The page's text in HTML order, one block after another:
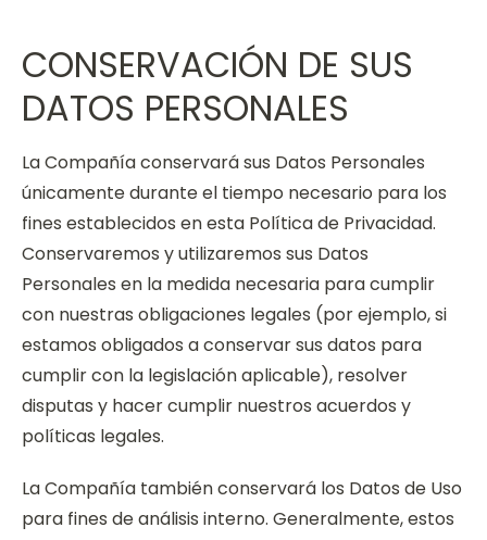
CONSERVACIÓN DE SUS
DATOS PERSONALES
La Compañía conservará sus Datos Personales
únicamente durante el tiempo necesario para los
fines establecidos en esta Política de Privacidad.
Conservaremos y utilizaremos sus Datos
Personales en la medida necesaria para cumplir
con nuestras obligaciones legales (por ejemplo, si
estamos obligados a conservar sus datos para
cumplir con la legislación aplicable), resolver
disputas y hacer cumplir nuestros acuerdos y
políticas legales.
La Compañía también conservará los Datos de Uso
para fines de análisis interno. Generalmente, estos